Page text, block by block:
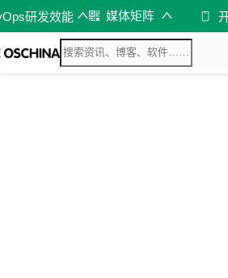
研发效能 媒体矩阵